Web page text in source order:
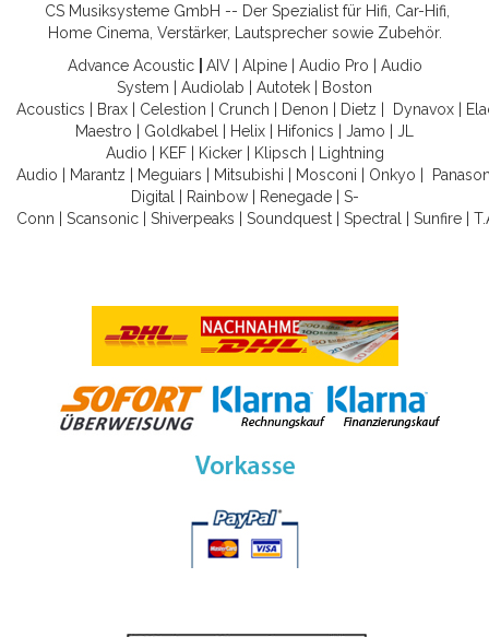
CS Musiksysteme GmbH -- Der Spezialist für Hifi, Car-Hifi,
Home Cinema, Verstärker, Lautsprecher sowie Zubehör.
Advance Acoustic
AIV| Alpine| Audio Pro
Audio
System
Audiolab Autotek
Boston
Acoustics
Brax Celestion Crunch Denon Dietz Dynavox
Maestro
Goldkabel Helix Hifonics Jamo
JL
Audio
KEF| Kicker| Klipsch
Lightning
Audio
Marantz Meguiars Mitsubishi Mosconi Onkyo
Digital
Rainbow| Renegade| S-
Conn
Scansonic Shiverpeaks Soundquest Spectral Sunfire